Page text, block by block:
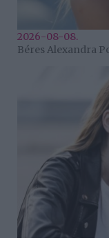
2026-08-08.
Béres Alexandra